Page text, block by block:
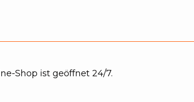
Shop ist geöffnet 24/7.